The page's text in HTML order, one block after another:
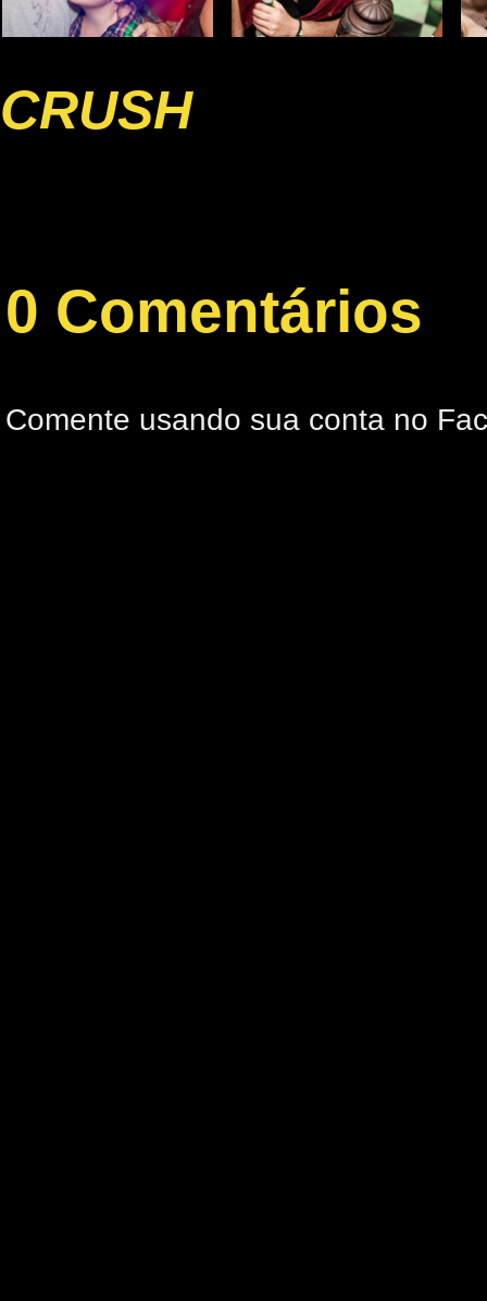
CRUSH
0 Comentários
Comente usando sua conta no